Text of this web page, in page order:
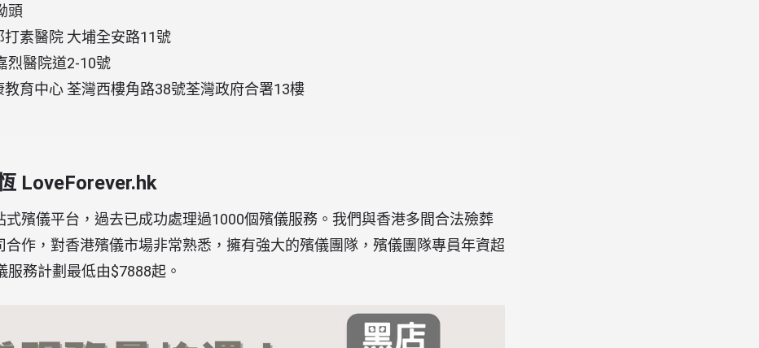
頭
素醫院 大埔全安路11號
烈醫院道2-10號
育中心 荃灣西樓角路38號荃灣政府合署13樓
LoveForever.hk
式殯儀平台，過去已成功處理過1000個殯儀服務。我們與香港多間合法殮葬
合作，對香港殯儀市場非常熟悉，擁有強大的殯儀團隊，殯儀團隊專員年資超
服務計劃最低由$7888起。